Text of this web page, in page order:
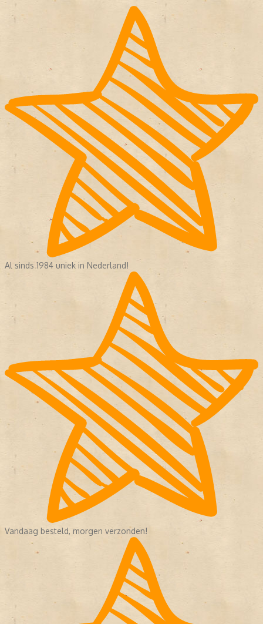
Al sinds 1984 uniek in Nederland!
Vandaag besteld, morgen verzonden!